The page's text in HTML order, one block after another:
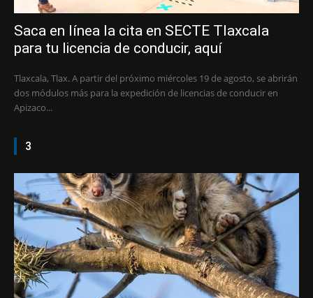
Saca en línea la cita en SECTE Tlaxcala
para tu licencia de conducir, aquí
Tlaxcala, Tlax. A partir del próximo miércoles 19 de agosto, se abrirán
dos módulos más para la expedición de licencias de conducir en
Apizaco...
3